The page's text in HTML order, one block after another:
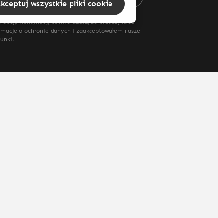
opcję Kontynuuj, potwierdzasz, że przeczytałeś
o ochronie danych i zaakceptowałem nasze
.
wszystkie pliki cookie